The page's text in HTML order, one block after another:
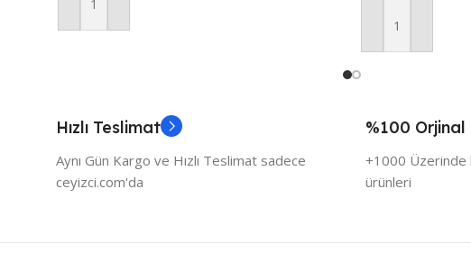
Sepete Ekle
Sepete Ekle
Hızlı Teslimat
Aynı Gün Kargo ve Hızlı Teslimat sadece
ceyizci.com'da
%100 Orjinal
+1000 Üzerinde
ürünleri